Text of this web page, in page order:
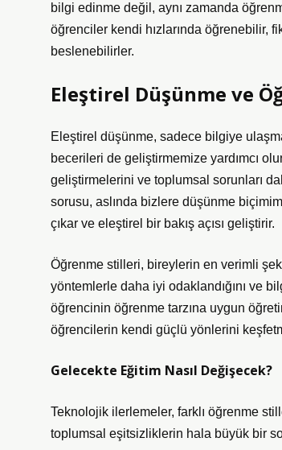
bilgi edinme değil, aynı zamanda
öğrenciler kendi hızlarında öğrenebilir,
beslenebilirler.
Eleştirel Düşünme ve
Eleştirel düşünme, sadece bilgiye
becerileri de geliştirmemize yardımcı
geliştirmelerini ve toplumsal sorunları
sorusu, aslında bizlere düşünme
çıkar ve eleştirel bir bakış açısı geliştirir.
Öğrenme stilleri, bireylerin en verimli
yöntemlerle daha iyi odaklandığını ve
öğrencinin öğrenme tarzına uygun
öğrencilerin kendi güçlü yönlerini
Gelecekte Eğitim Nasıl Değişecek?
Teknolojik ilerlemeler, farklı öğrenme
toplumsal eşitsizliklerin hala büyük bir